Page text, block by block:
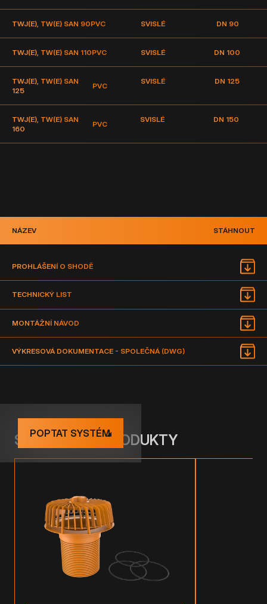
TWJ(E), TW(E) SAN 90PVC SVISLÉ DN 90
TWJ(E), TW(E) SAN 110PVC SVISLÉ DN 100
TWJ(E), TW(E) SAN
125
PVC
SVISLÉ DN 125
TWJ(E), TW(E) SAN
160
PVC
SVISLÉ DN 150
NÁZEV STÁHNOUT
PROHLÁŠENÍ O SHODĚ
TECHNICKÝ LIST
MONTÁŽNÍ NÁVOD
VÝKRESOVÁ DOKUMENTACE - SPOLEČNÁ (DWG)
POPTAT SYSTÉM
SOUVISEJÍCÍ PRODUKTY